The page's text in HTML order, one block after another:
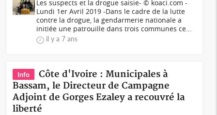
Les suspects et la drogue saisie- © koaci.com -
Lundi 1er Avril 2019 -Dans le cadre de la lutte
contre la drogue, la gendarmerie nationale a
initiée une patrouille dans trois communes ce...
il y a 7 ans
Info
Côte d'Ivoire : Municipales à
Bassam, le Directeur de Campagne
Adjoint de Gorges Ezaley a recouvré la
liberté